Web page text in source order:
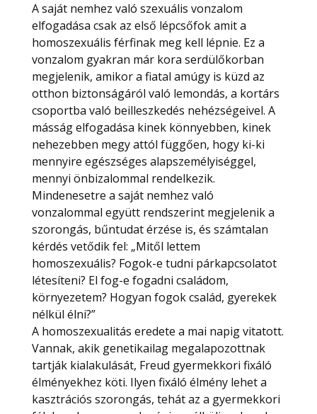
A saját nemhez való szexuális vonzalom
elfogadása csak az első lépcsőfok amit a
homoszexuális férfinak meg kell lépnie. Ez a
vonzalom gyakran már kora serdülőkorban
megjelenik, amikor a fiatal amúgy is küzd az
otthon biztonságáról való lemondás, a kortárs
csoportba való beilleszkedés nehézségeivel. A
másság elfogadása kinek könnyebben, kinek
nehezebben megy attól függően, hogy ki-ki
mennyire egészséges alapszemélyiséggel,
mennyi önbizalommal rendelkezik.
Mindenesetre a saját nemhez való
vonzalommal együtt rendszerint megjelenik a
szorongás, bűntudat érzése is, és számtalan
kérdés vetődik fel: „Mitől lettem
homoszexuális? Fogok-e tudni párkapcsolatot
létesíteni? El fog-e fogadni családom,
környezetem? Hogyan fogok család, gyerekek
nélkül élni?”
A homoszexualitás eredete a mai napig vitatott.
Vannak, akik genetikailag megalapozottnak
tartják kialakulását, Freud gyermekkori fixáló
élményekhez köti. Ilyen fixáló élmény lehet a
kasztrációs szorongás, tehát az a gyermekkori